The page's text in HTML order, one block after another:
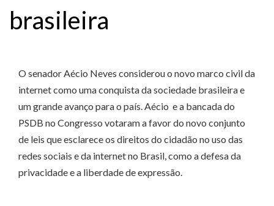
brasileira
O senador Aécio Neves considerou o novo marco civil da
internet como uma conquista da sociedade brasileira e
um grande avanço para o país. Aécio e a bancada do
PSDB no Congresso votaram a favor do novo conjunto
de leis que esclarece os direitos do cidadão no uso das
redes sociais e da internet no Brasil, como a defesa da
privacidade e a liberdade de expressão.